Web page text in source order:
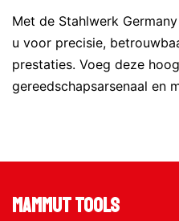
Met de Stahlwerk
u voor precisie,
prestaties. Voeg deze
gereedschapsarsenaal en
Mammut Tools